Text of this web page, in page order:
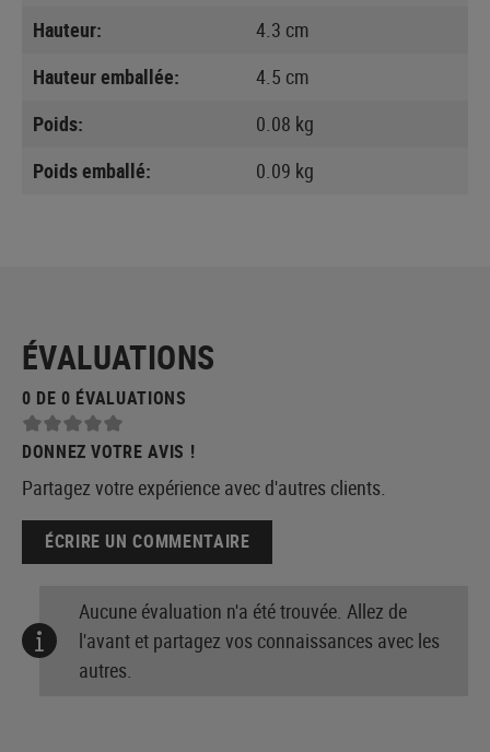
Hauteur:
4.3 cm
Hauteur emballée:
4.5 cm
Poids:
0.08 kg
Poids emballé:
0.09 kg
ÉVALUATIONS
0 DE 0 ÉVALUATIONS
DONNEZ VOTRE AVIS !
Partagez votre expérience avec d'autres clients.
ÉCRIRE UN COMMENTAIRE
Aucune évaluation n'a été trouvée. Allez de
l'avant et partagez vos connaissances avec les
autres.